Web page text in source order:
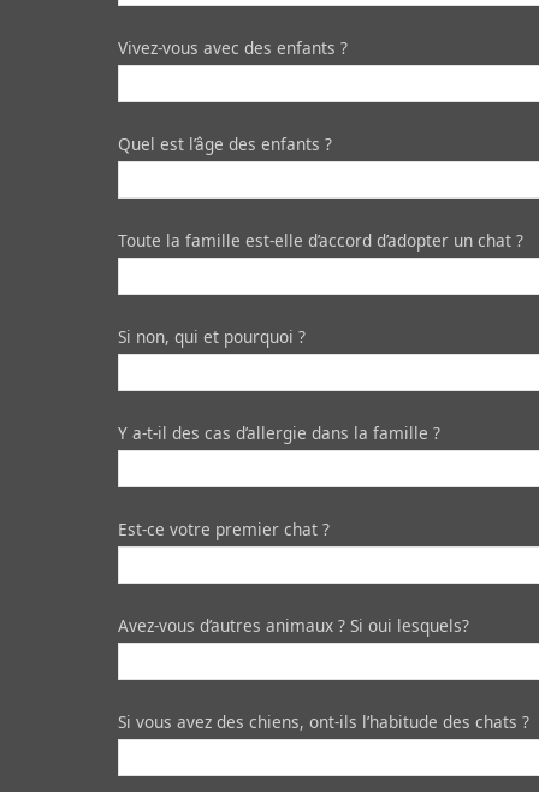
Vivez-vous avec des enfants ?
Quel est l’âge des enfants ?
Toute la famille est-elle d’accord d’adopter un chat ?
Si non, qui et pourquoi ?
Y a-t-il des cas d’allergie dans la famille ?
Est-ce votre premier chat ?
Avez-vous d’autres animaux ? Si oui lesquels?
Si vous avez des chiens, ont-ils l’habitude des chats ?